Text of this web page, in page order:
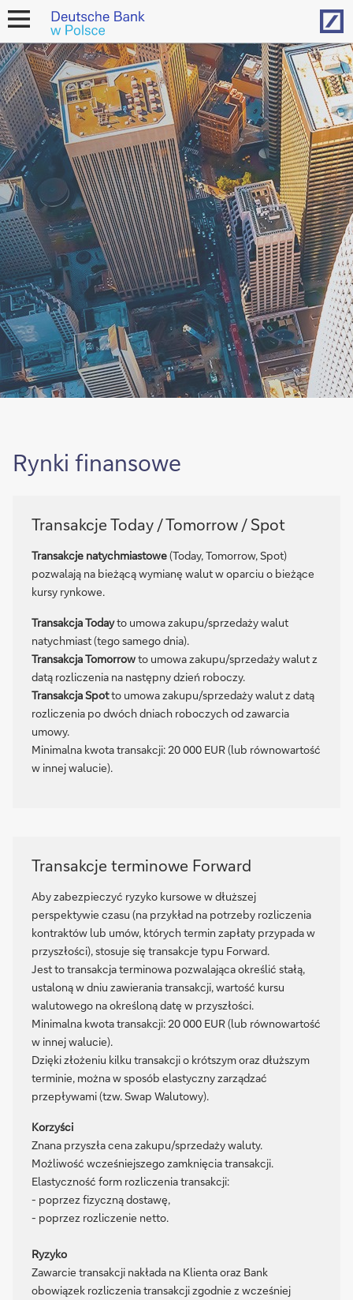
open
Rynki finansowe
Transakcje Today / Tomorrow / Spot
Transakcje natychmiastowe(Today, Tomorrow, Spot)
pozwalają na bieżącą wymianę walut w oparciu o bieżące
kursy rynkowe.
Transakcja Todayto umowa zakupu/sprzedaży walut
natychmiast (tego samego dnia).
Transakcja Tomorrowto umowa zakupu/sprzedaży walut z
datą rozliczenia na następny dzień roboczy.
Transakcja Spotto umowa zakupu/sprzedaży walut z datą
rozliczenia po dwóch dniach roboczych od zawarcia
umowy.
Minimalna kwota transakcji: 20 000 EUR (lub równowartość
w innej walucie).
Transakcje terminowe Forward
Aby zabezpieczyć ryzyko kursowe w dłuższej
perspektywie czasu (na przykład na potrzeby rozliczenia
kontraktów lub umów, których termin zapłaty przypada w
przyszłości), stosuje się transakcje typu Forward.
Jest to transakcja terminowa pozwalająca określić stałą,
ustaloną w dniu zawierania transakcji, wartość kursu
walutowego na określoną datę w przyszłości.
Minimalna kwota transakcji: 20 000 EUR (lub równowartość
w innej walucie).
Dzięki złożeniu kilku transakcji o krótszym oraz dłuższym
terminie, można w sposób elastyczny zarządzać
przepływami (tzw. Swap Walutowy).
Korzyści
Znana przyszła cena zakupu/sprzedaży waluty.
Możliwość wcześniejszego zamknięcia transakcji.
Elastyczność form rozliczenia transakcji:
- poprzez fizyczną dostawę,
- poprzez rozliczenie netto.
Ryzyko
Zawarcie transakcji nakłada na Klienta oraz Bank
obowiązek rozliczenia transakcji zgodnie z wcześniej